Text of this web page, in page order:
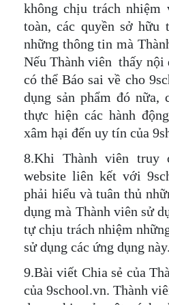
không chịu trách nhiệm
toàn, các quyền sở
những thông tin mà
Nếu Thành viên thấy nội
có thể Báo sai về cho
dụng sản phẩm đó nữa,
thực hiện các hành
xâm hại đến uy tín của
8.Khi Thành viên truy
website liên kết với
phải hiểu và tuân thủ
dụng mà Thành viên sử
tự chịu trách nhiệm
sử dụng các ứng dụng này.
9.Bài viết Chia sẻ của
của 9school.vn. Thành